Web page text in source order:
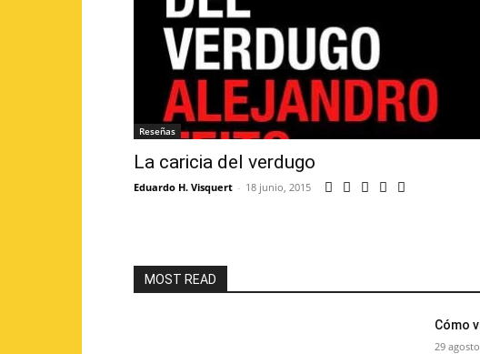
Reseñas
La caricia del verdugo
Eduardo H. Visquert - 18 junio, 2015
MOST READ
Cómo
29